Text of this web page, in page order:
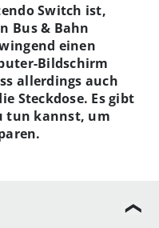
Switch ist,
Bus & Bahn
einen
Bildschirm
allerdings auch
Steckdose. Es gibt
tun kannst, um